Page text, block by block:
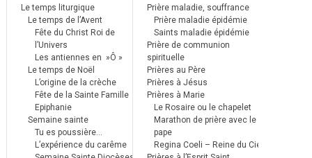
Le temps liturgique
Le temps de l’Avent
Fête du Christ Roi de
l’Univers
Les antiennes en »Ô »
Le temps de Noël
L’origine de la crèche
Fête de la Sainte Famille
Epiphanie
Semaine sainte
Tu es poussière…
L’expérience du carême
Prière maladie, souffrance
Prière maladie épidémie
Saints maladie épidémie
Prière de communion
spirituelle
Prières au Père
Prières à Jésus
Prières à Marie
Le Rosaire ou le chapelet
Marathon de prière avec le
pape
Regina Coeli – Reine du Ciel